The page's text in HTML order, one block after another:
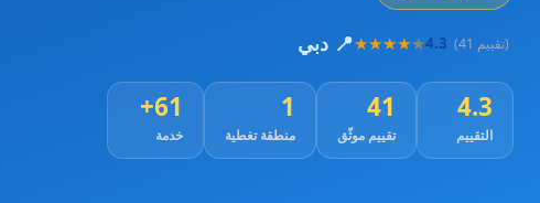
★★★★★4.3 (41 تقييم) 📍 دبي
4.3
التقييم
41
تقييم موثّق
1
منطقة تغطية
61+
خدمة